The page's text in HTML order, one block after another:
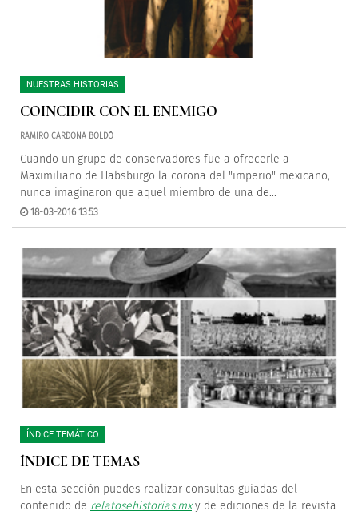
NUESTRAS HISTORIAS
COINCIDIR CON EL ENEMIGO
RAMIRO CARDONA BOLDÓ
Cuando un grupo de conservadores fue a ofrecerle a
Maximiliano de Habsburgo la corona del "imperio" mexicano,
nunca imaginaron que aquel miembro de una de...
18-03-2016 13:53
ÍNDICE TEMÁTICO
ÍNDICE DE TEMAS
En esta sección puedes realizar consultas guiadas del
contenido de relatosehistorias.mxy de ediciones de la revista